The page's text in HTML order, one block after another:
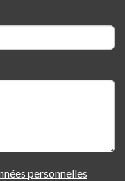
personnelles